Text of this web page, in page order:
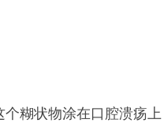
糊状物涂在口腔溃疡